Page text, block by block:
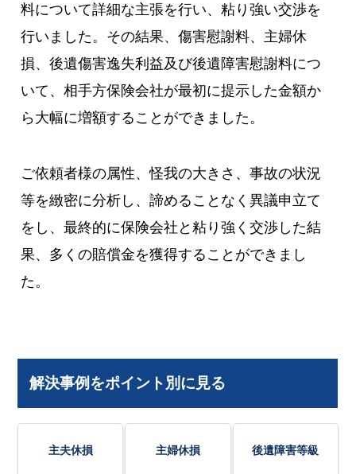
料について詳細な主張を行い、粘り強い交渉を
行いました。その結果、傷害慰謝料、主婦休
損、後遺傷害逸失利益及び後遺障害慰謝料につ
いて、相手方保険会社が最初に提示した金額か
ら大幅に増額することができました。
ご依頼者様の属性、怪我の大きさ、事故の状況
等を緻密に分析し、諦めることなく異議申立て
をし、最終的に保険会社と粘り強く交渉した結
果、多くの賠償金を獲得することができまし
た。
解決事例をポイント別に見る
主夫休損 主婦休損 後遺障害等級